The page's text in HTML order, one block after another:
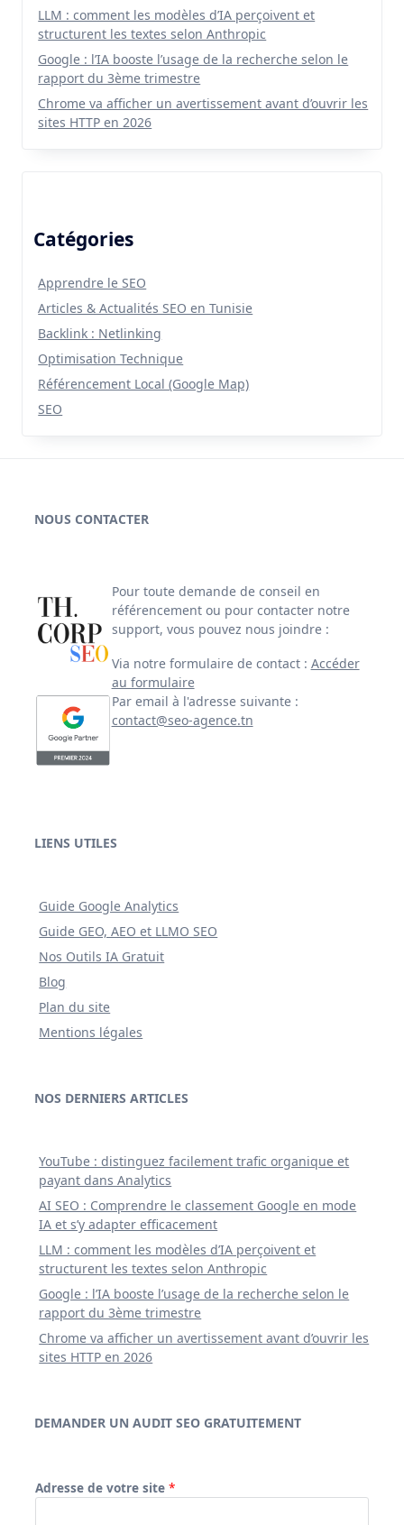
LLM : comment les modèles d’IA perçoivent et
structurent les textes selon Anthropic
Google : l’IA booste l’usage de la recherche selon le
rapport du 3ème trimestre
Chrome va afficher un avertissement avant d’ouvrir les
sites HTTP en 2026
Catégories
Apprendre le SEO
Articles & Actualités SEO en Tunisie
Backlink : Netlinking
Optimisation Technique
Référencement Local (Google Map)
SEO
NOUS CONTACTER
Pour toute demande de conseil en
référencement ou pour contacter notre
support, vous pouvez nous joindre :
Via notre formulaire de contact : Accéder
au formulaire
Par email à l'adresse suivante :
contact@seo-agence.tn
LIENS UTILES
Guide Google Analytics
Guide GEO, AEO et LLMO SEO
Nos Outils IA Gratuit
Blog
Plan du site
Mentions légales
NOS DERNIERS ARTICLES
YouTube : distinguez facilement trafic organique et
payant dans Analytics
AI SEO : Comprendre le classement Google en mode
IA et s’y adapter efficacement
LLM : comment les modèles d’IA perçoivent et
structurent les textes selon Anthropic
Google : l’IA booste l’usage de la recherche selon le
rapport du 3ème trimestre
Chrome va afficher un avertissement avant d’ouvrir les
sites HTTP en 2026
DEMANDER UN AUDIT SEO GRATUITEMENT
Adresse de votre site *